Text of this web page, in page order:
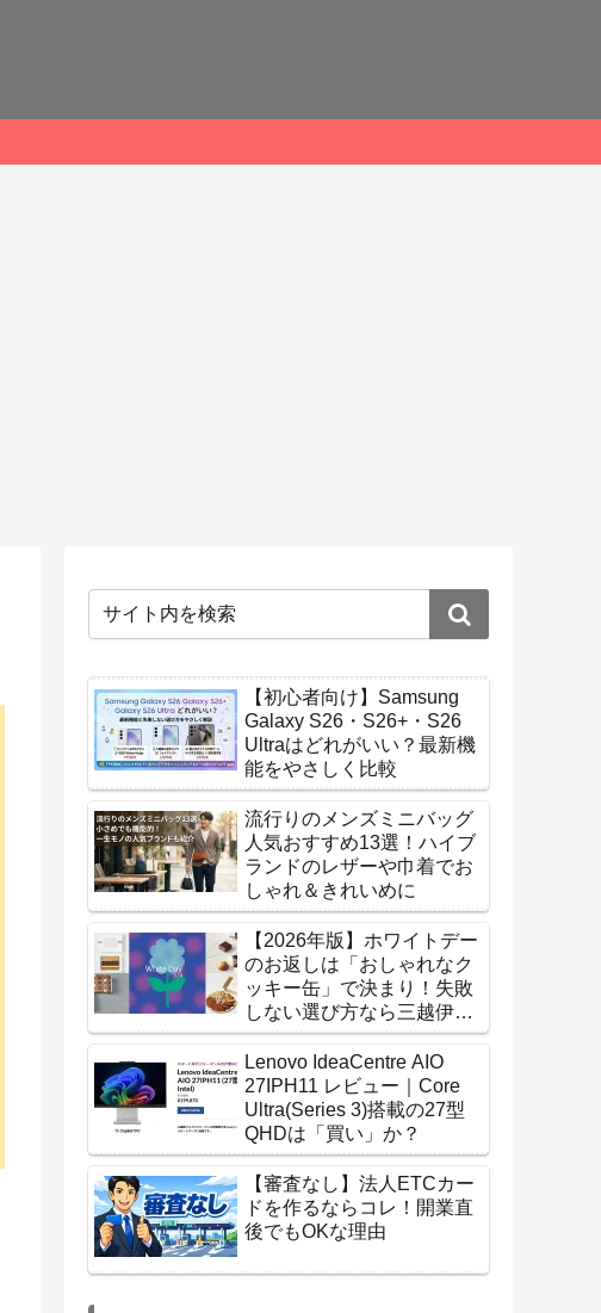
【初心者向け】Samsung
Galaxy S26・S26+・S26
Ultraはどれがいい？最新機
能をやさしく比較
流行りのメンズミニバッグ
人気おすすめ13選！ハイブ
ランドのレザーや巾着でお
しゃれ＆きれいめに
【2026年版】ホワイトデー
のお返しは「おしゃれなク
ッキー缶」で決まり！失敗
しない選び方なら三越伊勢
丹オンラインストア
Lenovo IdeaCentre AIO
27IPH11 レビュー｜Core
Ultra(Series 3)搭載の27型
QHDは「買い」か？
【審査なし】法人ETCカー
ドを作るならコレ！開業直
後でもOKな理由